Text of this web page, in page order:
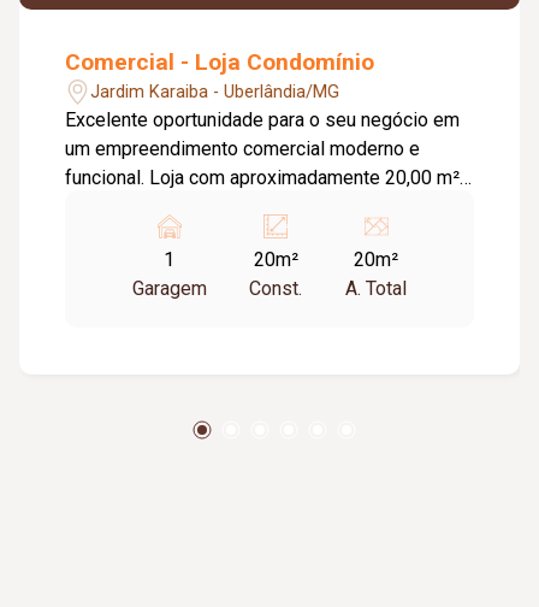
Comercial - Loja Condomínio
Jardim Karaiba - Uberlândia/MG
Excelente oportunidade para o seu negócio em
um empreendimento comercial moderno e
funcional. Loja com aproximadamente 20,00 m²,
espaço prático, bem estruturado e pronto para
receber clientes. O empreendimento oferece
uma completa infraestrutura compartilhada,
para as operações do dia a dia. Conta ainda com
1
Garagem
20m²
Const.
20m²
A. Total